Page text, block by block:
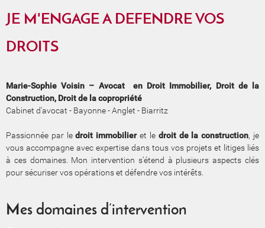
JE M'ENGAGE A DEFENDRE VOS
DROITS
Marie-Sophie Voisin – Avocat en Droit Immobilier, Droit de la
Construction, Droit de la copropriété
Cabinet d'avocat - Bayonne - Anglet - Biarritz
Passionnée par ledroit immobilieret le droit de la construction, je
vous accompagne avec expertise dans tous vos projets et litiges liés
à ces domaines. Mon intervention s’étend à plusieurs aspects clés
pour sécuriser vos opérations et défendre vos intérêts.
​​​​​​​Mes domaines d’intervention